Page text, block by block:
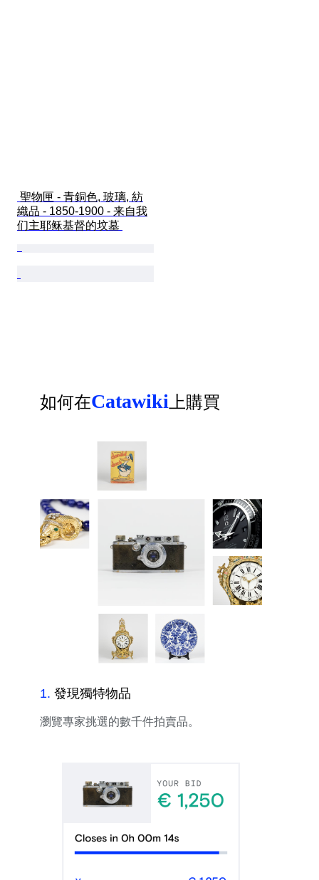
織品 - 1850-1900 - 来自我
们主耶稣基督的坟墓
如何在Catawiki上購買
1. 發現獨特物品
瀏覽專家挑選的數千件拍賣品。